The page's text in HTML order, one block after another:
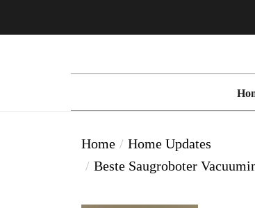
Home
Home Updates
Beste Saugroboter